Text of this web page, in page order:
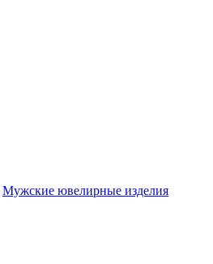
Мужские ювелирные изделия